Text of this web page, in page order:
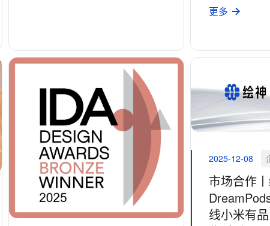
更多
2025-12-08
市场合作
线小米有